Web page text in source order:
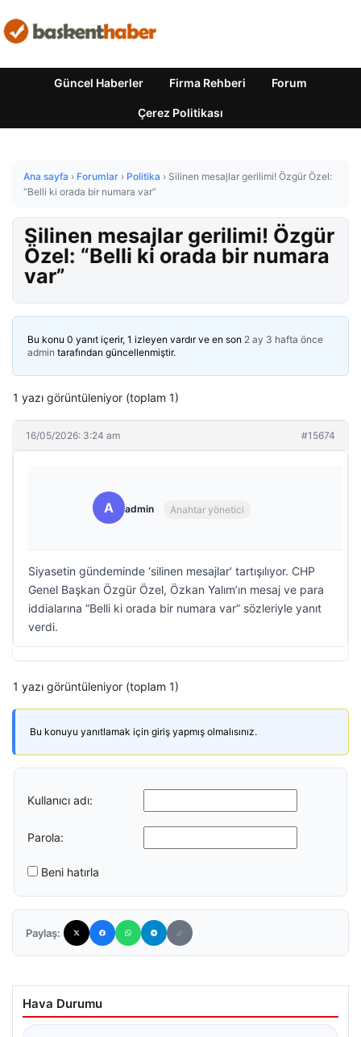
Güncel Haberler Firma Rehberi Forum
Çerez Politikası
Ana sayfa › Forumlar › Politika › Silinen mesajlar gerilimi! Özgür Özel:
“Belli ki orada bir numara var”
Silinen mesajlar gerilimi! Özgür
Özel: “Belli ki orada bir numara
var”
Bu konu 0 yanıt içerir, 1 izleyen vardır ve en son 2 ay 3 hafta önce
admin tarafından güncellenmiştir.
1 yazı görüntüleniyor (toplam 1)
16/05/2026: 3:24 am #15674
A admin Anahtar yönetici
Siyasetin gündeminde ‘silinen mesajlar’ tartışılıyor. CHP
Genel Başkan Özgür Özel, Özkan Yalım’ın mesaj ve para
iddialarına “Belli ki orada bir numara var” sözleriyle yanıt
verdi.
1 yazı görüntüleniyor (toplam 1)
Bu konuyu yanıtlamak için giriş yapmış olmalısınız.
Kullanıcı adı:
Parola:
Beni hatırla
Paylaş:
Hava Durumu